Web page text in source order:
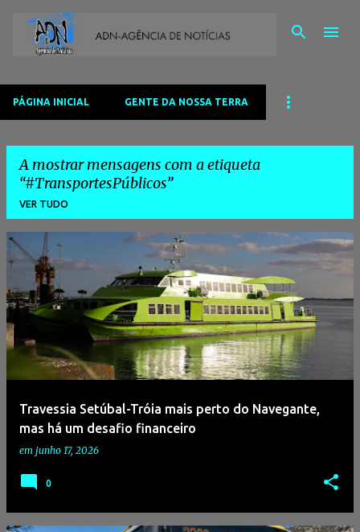
PÁGINA INICIAL GENTE DA NOSSA TERRA
A mostrar mensagens com a etiqueta
#TransportesPúblicos
VER TUDO
M
n
s
a
Travessia Setúbal-Tróia mais perto do Navegante,
mas há um desafio financeiro
em junho 17, 2026
0